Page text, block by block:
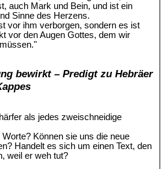
auch Mark und Bein, und ist ein
Sinne des Herzens.
vor ihm verborgen, sondern es ist
vor den Augen Gottes, dem wir
bewirkt – Predigt zu Hebräer
als jedes zweischneidige
Können sie uns die neue
Handelt es sich um einen Text, den
weil er weh tut?